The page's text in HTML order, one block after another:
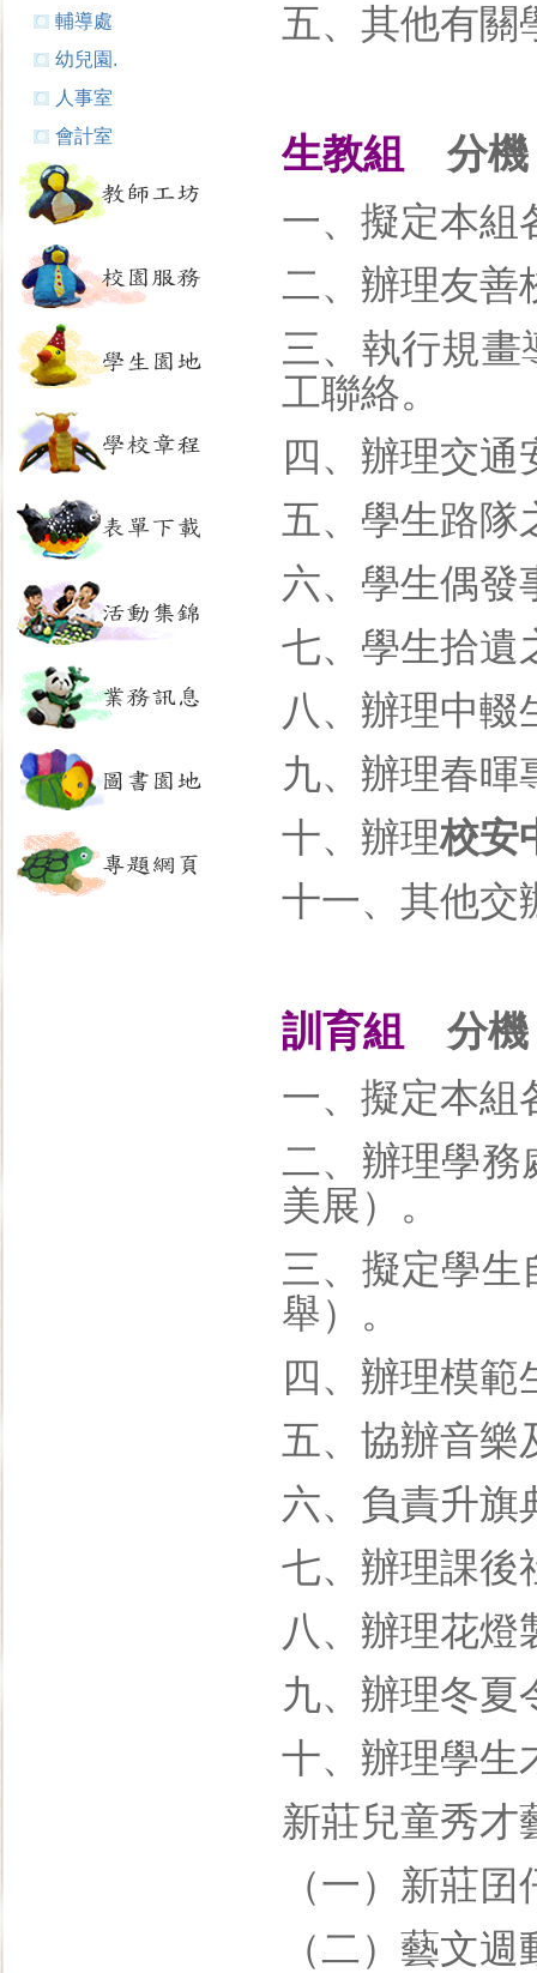
輔導處
幼兒園.
人事室
會計室
五、其他有關
生教組 分機
一、擬定本組
二、辦理友善
三、執行規畫
工聯絡。
四、辦理交通
五、學生路隊
六、學生偶發
七、學生拾遺
八、辦理中輟
九、辦理春暉
十、辦理校安
十一、其他交
訓育組 分機
一、擬定本組
二、辦理學務
美展）。
三、擬定學生
舉）。
四、辦理模範
五、協辦音樂
六、負責升旗
七、辦理課後
八、辦理花燈
九、辦理冬夏
十、辦理學生
新莊兒童秀才
（一）新莊
（二）藝文